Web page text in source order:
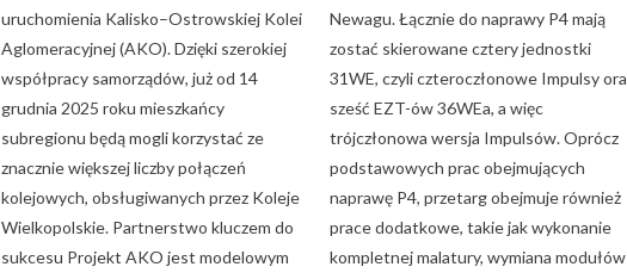
uruchomienia Kalisko–Ostrowskiej Kolei
Aglomeracyjnej (AKO). Dzięki szerokiej
współpracy samorządów, już od 14
grudnia 2025 roku mieszkańcy
subregionu będą mogli korzystać ze
znacznie większej liczby połączeń
kolejowych, obsługiwanych przez Koleje
Wielkopolskie. Partnerstwo kluczem do
sukcesu Projekt AKO jest modelowym
Newagu. Łącznie do naprawy P4 mają
zostać skierowane cztery jednostki
31WE, czyli czteroczłonowe Impulsy
sześć EZT-ów 36WEa, a więc
trójczłonowa wersja Impulsów. Oprócz
podstawowych prac obejmujących
naprawę P4, przetarg obejmuje również
prace dodatkowe, takie jak wykonanie
kompletnej malatury, wymiana modułów